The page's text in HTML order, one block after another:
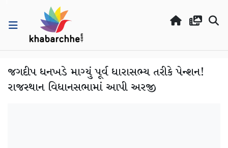
જગદીપ ધનખડે માગ્યું પૂર્વ ધારાસભ્ય તરીકે પેન્શન!
રાજસ્થાન વિધાનસભામાં આપી અરજી